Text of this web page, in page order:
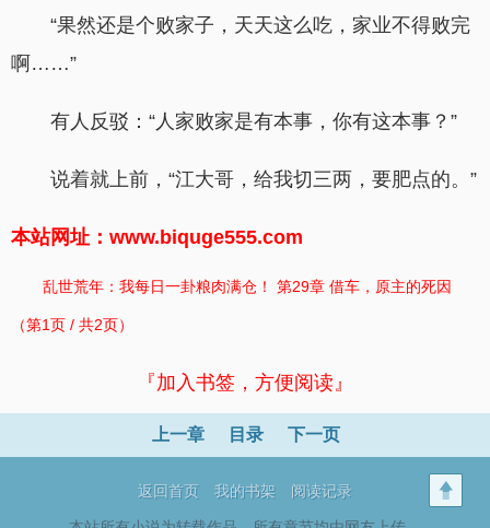
“果然还是个败家子，天天这么吃，家业不得败完
啊……”
有人反驳：“人家败家是有本事，你有这本事？”
说着就上前，“江大哥，给我切三两，要肥点的。”
本站网址：www.biquge555.com
乱世荒年：我每日一卦粮肉满仓！ 第29章 借车，原主的死因
（第1页 / 共2页）
『加入书签，方便阅读』
上一章 目录 下一页
返回首页 我的书架 阅读记录